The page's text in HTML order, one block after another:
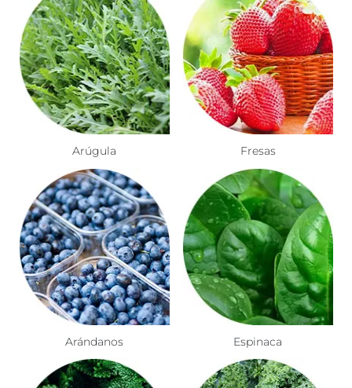
Arúgula Fresas
Arándanos Espinaca